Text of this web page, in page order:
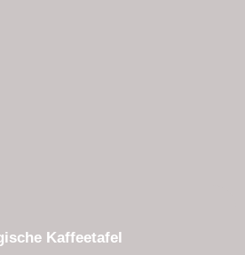
Kaffeetafel